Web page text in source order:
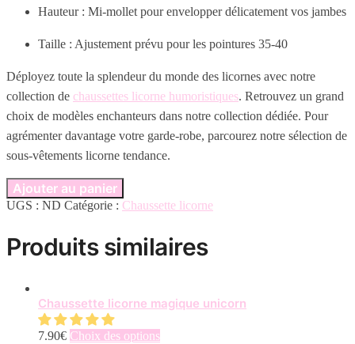
Hauteur : Mi-mollet pour envelopper délicatement vos jambes
Taille : Ajustement prévu pour les pointures 35-40
Déployez toute la splendeur du monde des licornes avec notre
collection de chaussettes licorne humoristiques. Retrouvez un grand
choix de modèles enchanteurs dans notre collection dédiée. Pour
agrémenter davantage votre garde-robe, parcourez notre sélection de
sous-vêtements licorne tendance.
Ajouter au panier
UGS : ND Catégorie : Chaussette licorne
Produits similaires
Chaussette licorne magique unicorn
7.90€ Choix des optionsCe